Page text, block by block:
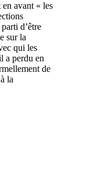
en avant « les
d’être
sur la
qui les
a perdu en
de
la